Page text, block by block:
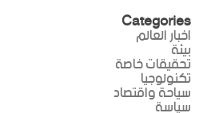
Categories
اخبار العالم
بيئة
تحقيقات خاصة
تكنولوجيا
سياحة واقتصاد